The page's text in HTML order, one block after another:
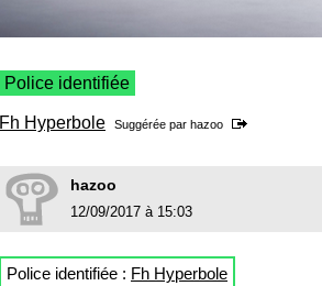
Police identifiée
Fh Hyperbole Suggérée par hazoo
hazoo
12/09/2017 à 15:03
Police identifiée : Fh Hyperbole